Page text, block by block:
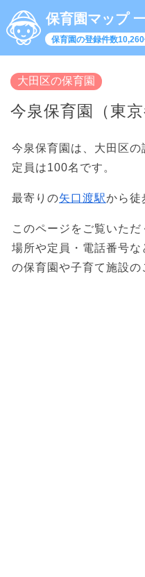
保育園マップ
保育園の登録件数
大田区の保育園
今泉保育園（東京
今泉保育園は、大田区の
定員は100名です。
最寄りの矢口渡駅から徒
このページをご覧いた
場所や定員・電話番号
の保育園や子育て施設の